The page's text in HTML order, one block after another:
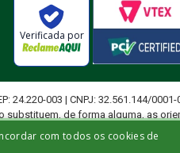
Verificada por
003 | CNPJ: 32.561.144/
de forma alguma, as
saúde e prescrever tratamentos
com todos os cookies de